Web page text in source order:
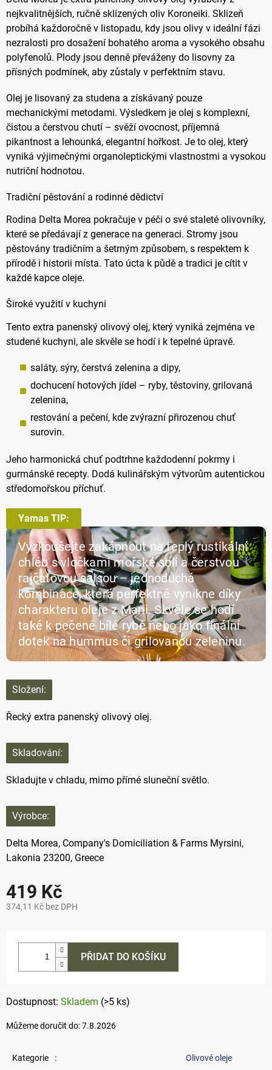
419 Kč
374,11 Kč bez DPH
Skladem (>5 ks)
Můžeme doručit do:7.8.2026
nejkvalitnějších, ručně sklízených oliv Koroneiki. Sklizeň
probíhá každoročně v listopadu, kdy jsou olivy v ideální fázi
nezralosti pro dosažení bohatého aroma a vysokého obsahu
polyfenolů. Plody jsou denně převáženy do lisovny za
přísných podmínek, aby zůstaly v perfektním stavu.
Olej je lisovaný za studena a získávaný pouze
mechanickými metodami. Výsledkem je olej s komplexní,
čistou a čerstvou chutí – svěží ovocnost, příjemná
pikantnost a lehounká, elegantní hořkost. Je to olej, který
vyniká výjimečnými organoleptickými vlastnostmi a vysokou
nutriční hodnotou.
Tradiční pěstování a rodinné dědictví
Rodina Delta Morea pokračuje v péči o své staleté olivovníky,
které se předávají z generace na generaci. Stromy jsou
pěstovány tradičním a šetrným způsobem, s respektem k
přírodě i historii místa. Tato úcta k půdě a tradici je cítit v
každé kapce oleje.
Široké využití v kuchyni
Tento extra panenský olivový olej, který vyniká zejména ve
studené kuchyni, ale skvěle se hodí i k tepelné úpravě.
saláty, sýry, čerstvá zelenina a dipy,
dochucení hotových jídel – ryby, těstoviny, grilovaná
zelenina,
restování a pečení, kde zvýrazní přirozenou chuť
surovin.
Jeho harmonická chuť podtrhne každodenní pokrmy i
gurmánské recepty. Dodá kulinářským výtvorům autentickou
středomořskou příchuť.
Yamas TIP:
Vyzkoušejte zakápnout na teplý rustikální
chléb s vločkami mořské soli a čerstvou
rajčatovou salsou – jednoduchá
kombinace, která perfektně vynikne díky
charakteru oleje z Mani. Skvěle se hodí
také k pečené bílé rybě nebo jako finální
dotek na hummus či grilovanou zeleninu.
Složení:
Řecký extra panenský olivový olej.
Skladování:
Skladujte v chladu, mimo přímé sluneční světlo.
Výrobce:
Delta Morea, Company's Domiciliation & Farms Myrsini,
Lakonia 23200, Greece
PŘIDAT DO KOŠÍKU
Kategorie : Olivové oleje